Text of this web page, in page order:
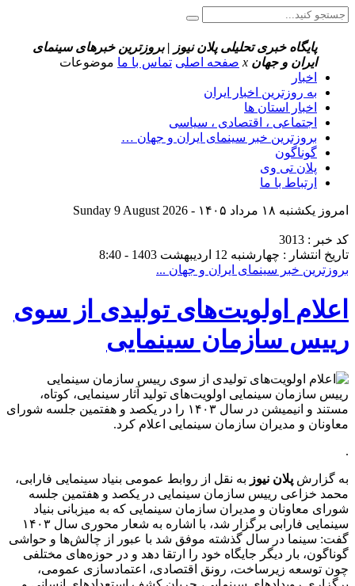
پایگاه خبری تحلیلی پلان نیوز | بروزترین خبرهای سینمای
ایران و جهان x صفحه اصلی تماس با ما موضوعات
اخبار
به روزترین اخبار ایران
اخبار استان ها
اجتماعی ، اقتصادی ، سیاسی
بروزترین خبر سینمای ایران و جهان …
گوناگون
پلان تی وی
ارتباط با ما
امروز یکشنبه ۱۸ مرداد ۱۴۰۵ - Sunday 9 August 2026
کد خبر : 3013
تاریخ انتشار : چهارشنبه 12 اردیبهشت 1403 - 8:40
بروزترین خبر سینمای ایران و جهان ...
اعلام اولویت‌های تولیدی از سوی
رییس سازمان سینمایی
رییس سازمان سینمایی اولویت‌های تولید آثار سینمایی، کوتاه،
مستند و انیمیشن در سال ۱۴۰۳ را در یکصد و هفتمین جلسه شورای
معاونان و مدیران سازمان سینمایی اعلام کرد.
.
به گزارش پلان نیوز به نقل از روابط عمومی بنیاد سینمایی فارابی،
محمد خزاعی رییس سازمان سینمایی در یکصد و هفتمین جلسه
شورای معاونان و مدیران سازمان سینمایی که به میزبانی بنیاد
سینمایی فارابی برگزار شد، با اشاره به شعار محوری سال ۱۴۰۳
گفت: سینما در سال گذشته موفق شد با عبور از چالش‌ها و حواشی
گوناگون، بار دیگر جایگاه خود را ارتقا دهد و در حوزه‌های مختلفی
چون توسعه زیرساخت، رونق اقتصادی، اعتمادسازی عمومی،